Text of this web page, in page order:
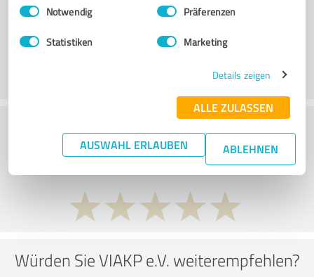
Impressum Datenschutzbestimmungen
Einwilligungsauswahl
Notwendig Präferenzen
Statistiken Marketing
Details zeigen
ALLE ZULASSEN
AUSWAHL ERLAUBEN ABLEHNEN
Kundenservice
Wie beurteilen Sie das
Preis-/Leistungsverhältnis?
Würden Sie VIAKP e.V. weiterempfehlen?